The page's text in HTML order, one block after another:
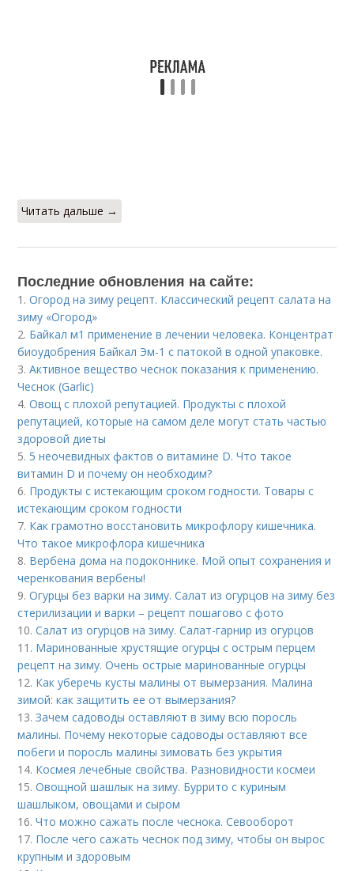
Читать дальше →
Последние обновления на сайте:
1.Огород на зиму рецепт. Классический рецепт салата на
зиму «Огород»
2. Байкал м1 применение в лечении человека. Концентрат
биоудобрения Байкал Эм-1 с патокой в одной упаковке.
3.Активное вещество чеснок показания к применению.
Чеснок (Garlic)
4.Овощ с плохой репутацией. Продукты с плохой
репутацией, которые на самом деле могут стать частью
здоровой диеты
5. 5 неочевидных фактов о витамине D. Что такое
витамин D и почему он необходим?
6. Продукты с истекающим сроком годности. Товары с
истекающим сроком годности
7. Как грамотно восстановить микрофлору кишечника.
Что такое микрофлора кишечника
8. Вербена дома на подоконнике. Мой опыт сохранения и
черенкования вербены!
9.Огурцы без варки на зиму. Салат из огурцов на зиму без
стерилизации и варки – рецепт пошагово с фото
10.Салат из огурцов на зиму. Салат-гарнир из огурцов
11. Маринованные хрустящие огурцы с острым перцем
рецепт на зиму. Очень острые маринованные огурцы
12. Как уберечь кусты малины от вымерзания. Малина
зимой: как защитить ее от вымерзания?
13.Зачем садоводы оставляют в зиму всю поросль
малины. Почему некоторые садоводы оставляют все
побеги и поросль малины зимовать без укрытия
14. Космея лечебные свойства. Разновидности космеи
15.Овощной шашлык на зиму. Буррито с куриным
шашлыком, овощами и сыром
16.Что можно сажать после чеснока. Севооборот
17. После чего сажать чеснок под зиму, чтобы он вырос
крупным и здоровым